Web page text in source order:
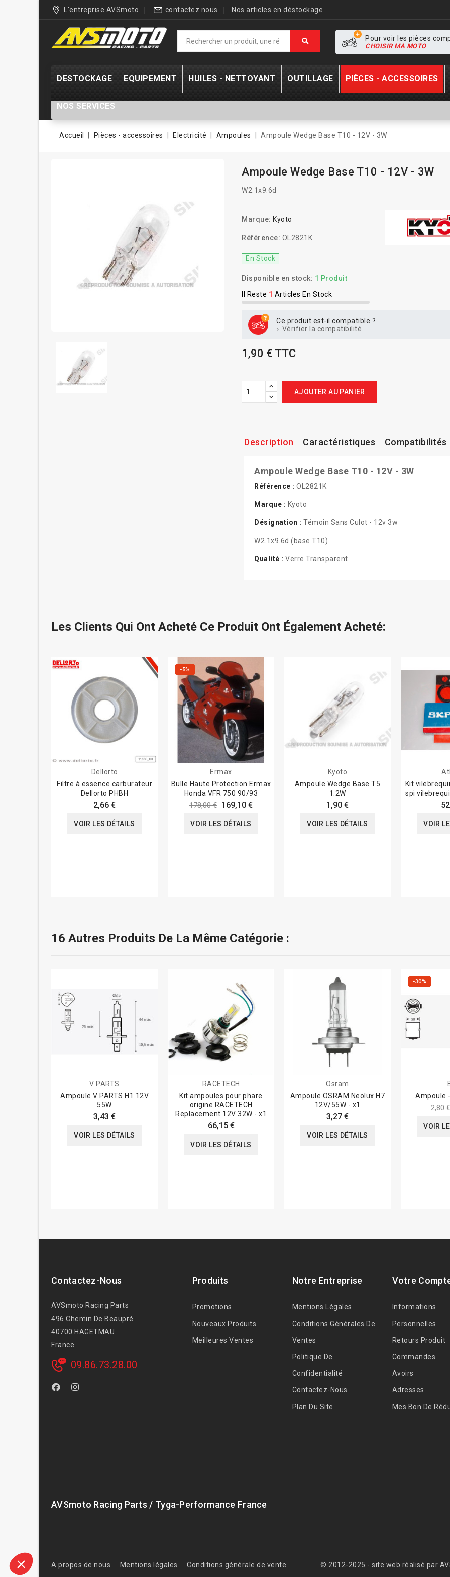
L'entreprise AVSmoto contactez nous Nos articles en déstockage
Pour voir les pièces
CHOISIR MA MOTO
DESTOCKAGE EQUIPEMENT HUILES - NETTOYANT OUTILLAGE PIÈCES - ACCESSOIRES
NOS SERVICES
Accueil Pièces - accessoires Electricité Ampoules Ampoule Wedge Base T10 - 12V - 3W
Ampoule Wedge Base T10 - 12V - 3W
W2.1x9.6d
Marque: Kyoto
Référence: OL2821K
En Stock
Disponible en stock: 1 Produit
Il Reste 1 Articles En Stock
Ce produit est-il compatible ?
Vérifier la compatibilité
1,90 € TTC
AJOUTER AU PANIER
Description Caractéristiques Compatibilités
Ampoule Wedge Base T10 - 12V - 3W
Référence : OL2821K
Marque : Kyoto
Désignation : Témoin Sans Culot - 12v 3w
W2.1x9.6d (base T10)
Qualité : Verre Transparent
Les Clients Qui Ont Acheté Ce Produit Ont Également Acheté:
Dellorto
Filtre à essence carburateur
Dellorto PHBH
2,66 €
VOIR LES DÉTAILS
-5%
Ermax
Bulle Haute Protection Ermax
Honda VFR 750 90/93
178,00 € 169,10 €
VOIR LES DÉTAILS
Kyoto
Ampoule Wedge Base T5
1.2W
1,90 €
VOIR LES DÉTAILS
Kit
spi
VOIR
16 Autres Produits De La Même Catégorie :
V PARTS
Ampoule V PARTS H1 12V
55W
3,43 €
VOIR LES DÉTAILS
RACETECH
Kit ampoules pour phare
origine RACETECH
Replacement 12V 32W - x1
66,15 €
VOIR LES DÉTAILS
Osram
Ampoule OSRAM Neolux H7
12V/55W - x1
3,27 €
VOIR LES DÉTAILS
-30%
Ampoule
2,80 €
VOIR
Contactez-Nous
AVSmoto Racing Parts
496 Chemin De Beaupré
40700 HAGETMAU
France
09.86.73.28.00
Produits
Promotions
Nouveaux Produits
Meilleures Ventes
Notre Entreprise
Mentions Légales
Conditions Générales De
Ventes
Politique De
Confidentialité
Contactez-Nous
Plan Du Site
Votre
Informations
Personnelles
Retours Produit
Commandes
Avoirs
Adresses
Mes Bon De
AVSmoto Racing Parts / Tyga-Performance France
A propos de nous Mentions légales Conditions générale de vente © 2012-2025 - site web réalisé par